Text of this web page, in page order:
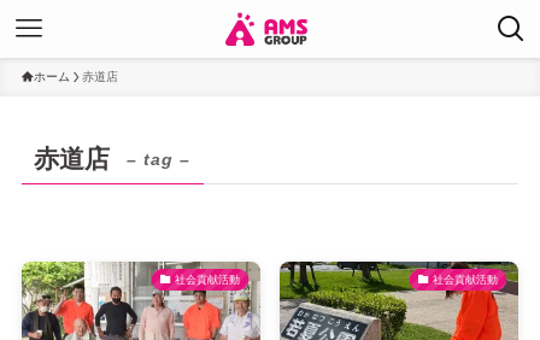
ホーム 赤道店
赤道店 – tag –
社会貢献活動 社会貢献活動